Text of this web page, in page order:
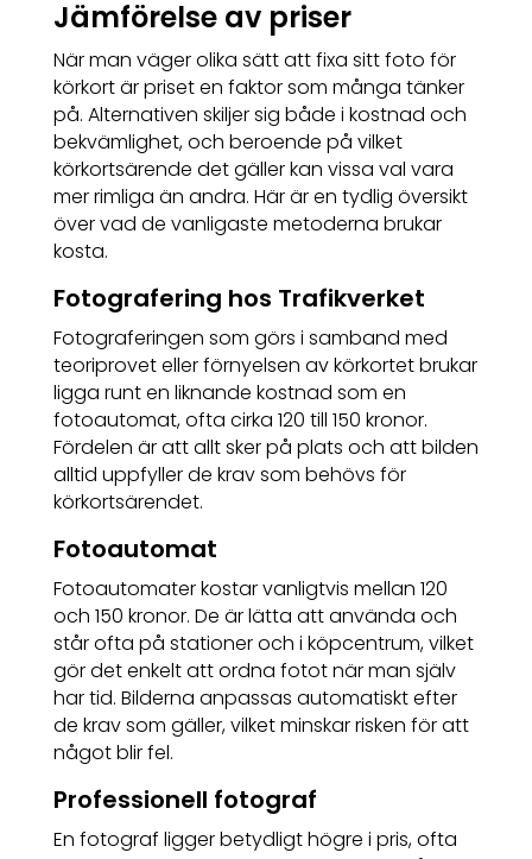
Jämförelse av priser
När man väger olika sätt att fixa sitt foto för
körkort är priset en faktor som många tänker
på. Alternativen skiljer sig både i kostnad och
bekvämlighet, och beroende på vilket
körkortsärende det gäller kan vissa val vara
mer rimliga än andra. Här är en tydlig översikt
över vad de vanligaste metoderna brukar
kosta.
Fotografering hos Trafikverket
Fotograferingen som görs i samband med
teoriprovet eller förnyelsen av körkortet brukar
ligga runt en liknande kostnad som en
fotoautomat, ofta cirka 120 till 150 kronor.
Fördelen är att allt sker på plats och att bilden
alltid uppfyller de krav som behövs för
körkortsärendet.
Fotoautomat
Fotoautomater kostar vanligtvis mellan 120
och 150 kronor. De är lätta att använda och
står ofta på stationer och i köpcentrum, vilket
gör det enkelt att ordna fotot när man själv
har tid. Bilderna anpassas automatiskt efter
de krav som gäller, vilket minskar risken för att
något blir fel.
Professionell fotograf
En fotograf ligger betydligt högre i pris, ofta